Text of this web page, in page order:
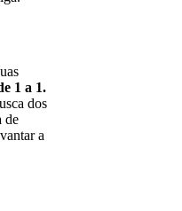
1 a 1.
dos
de
a